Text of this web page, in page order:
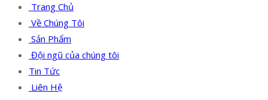
Trang Chủ
Về Chúng Tôi
Sản Phẩm
Đội ngũ của chúng tôi
Tin Tức
Liên Hệ